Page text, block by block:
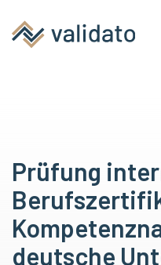
Prüfung
deutsche